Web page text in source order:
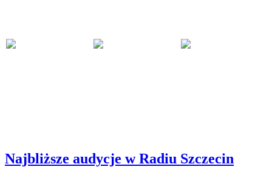
Najbliższe audycje w Radiu Szczecin